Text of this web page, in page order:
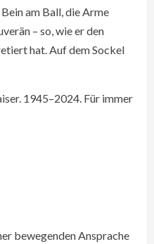
am Ball, die Arme
– so, wie er den
hat. Auf dem Sockel
1945–2024. Für immer
bewegenden Ansprache